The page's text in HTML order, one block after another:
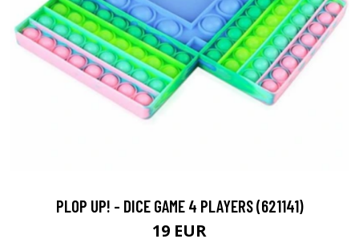
PLOP UP! - DICE GAME 4 PLAYERS (621141)
19 EUR